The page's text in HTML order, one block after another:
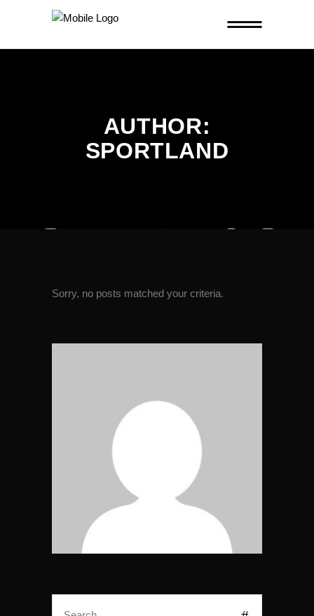
AUTHOR:
SPORTLAND
Sorry, no posts matched your criteria.